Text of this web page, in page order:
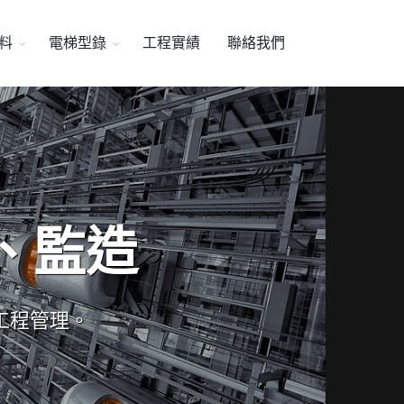
電梯型錄 工程實績 聯絡我們
監造
程管理。